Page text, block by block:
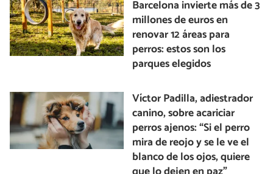
Barcelona invierte más de 3
millones de euros en
renovar 12 áreas para
perros: estos son los
parques elegidos
Víctor Padilla, adiestrador
canino, sobre acariciar
perros ajenos: “Si el perro
mira de reojo y se le ve el
blanco de los ojos, quiere